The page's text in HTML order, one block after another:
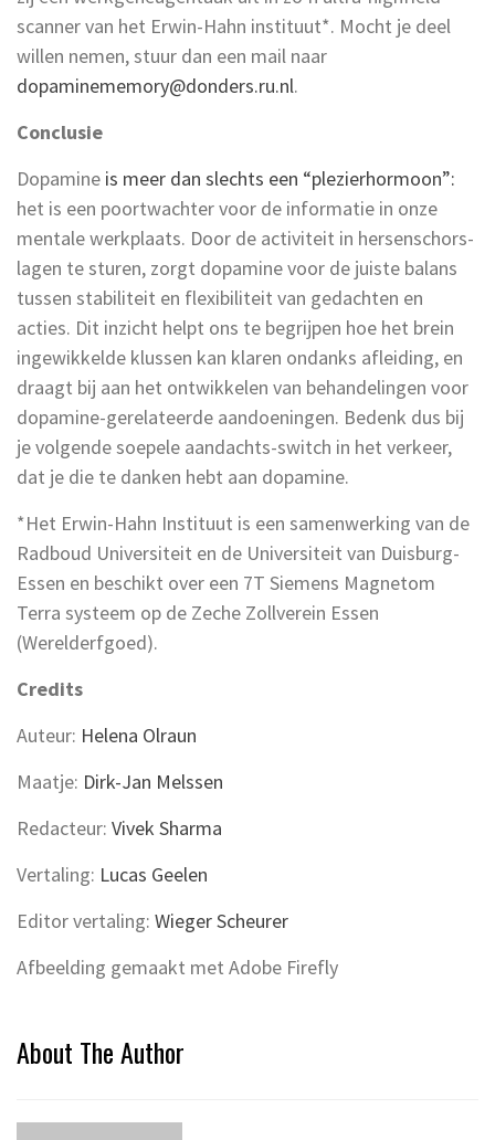
scanner van het Erwin-Hahn instituut*. Mocht je deel
willen nemen, stuur dan een mail naar
dopaminememory@donders.ru.nl.
Conclusie
Dopamine is meer dan slechts een “plezierhormoon”:
het is een poortwachter voor de informatie in onze
mentale werkplaats. Door de activiteit in hersenschors-
lagen te sturen, zorgt dopamine voor de juiste balans
tussen stabiliteit en flexibiliteit van gedachten en
acties. Dit inzicht helpt ons te begrijpen hoe het brein
ingewikkelde klussen kan klaren ondanks afleiding, en
draagt bij aan het ontwikkelen van behandelingen voor
dopamine-gerelateerde aandoeningen. Bedenk dus bij
je volgende soepele aandachts-switch in het verkeer,
dat je die te danken hebt aan dopamine.
*Het Erwin-Hahn Instituut is een samenwerking van de
Radboud Universiteit en de Universiteit van Duisburg-
Essen en beschikt over een 7T Siemens Magnetom
Terra systeem op de Zeche Zollverein Essen
(Werelderfgoed).
Credits
Auteur: Helena Olraun
Maatje: Dirk-Jan Melssen
Redacteur: Vivek Sharma
Vertaling: Lucas Geelen
Editor vertaling: Wieger Scheurer
Afbeelding gemaakt met Adobe Firefly
About The Author